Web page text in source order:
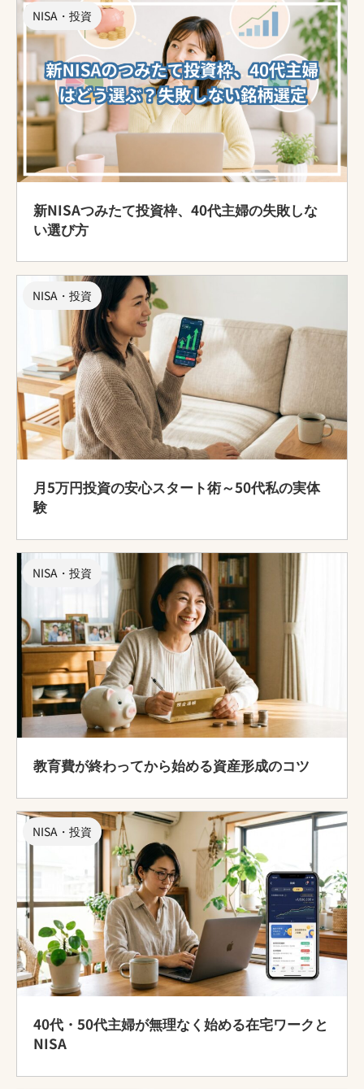
NISA・投資
新NISAつみたて投資枠、40代主婦の失敗しな
い選び方
NISA・投資
月5万円投資の安心スタート術～50代私の実体
験
NISA・投資
教育費が終わってから始める資産形成のコツ
NISA・投資
40代・50代主婦が無理なく始める在宅ワークと
NISA